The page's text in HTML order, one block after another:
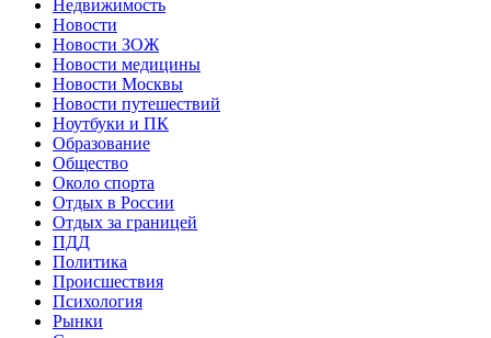
Недвижимость
Новости
Новости ЗОЖ
Новости медицины
Новости Москвы
Новости путешествий
Ноутбуки и ПК
Образование
Общество
Около спорта
Отдых в России
Отдых за границей
ПДД
Политика
Происшествия
Психология
Рынки